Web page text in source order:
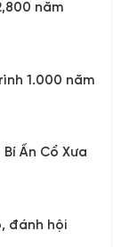
năm
1.000 năm
Ẩn Cổ Xưa
đánh hội